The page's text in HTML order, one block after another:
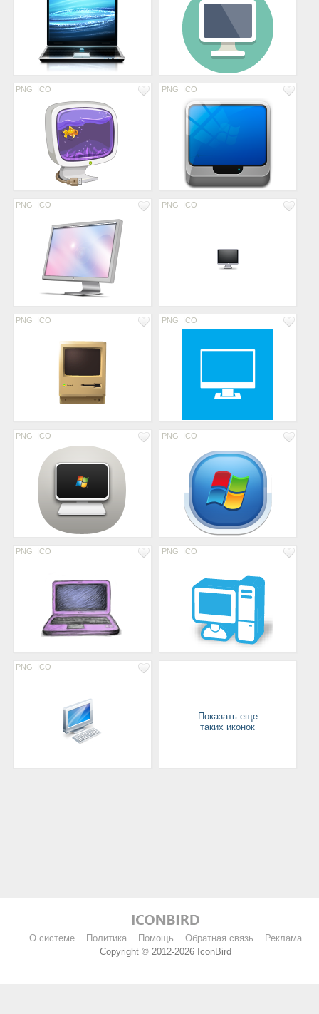
PNG ICO PNG ICO
PNG ICO PNG ICO
PNG ICO PNG ICO
PNG ICO PNG ICO
PNG ICO PNG ICO
PNG ICO
Показать еще
таких иконок
О системе Политика Помощь Обратная связь
Реклама
Copyright © 2012-2026 IconBird